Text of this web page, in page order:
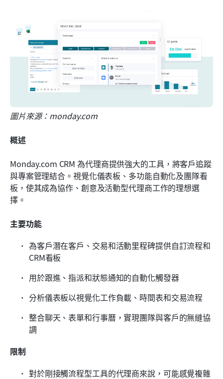
圖片來源：monday.com
概述
Monday.com CRM 為代理商提供強大的工具，將客戶追蹤
與專案管理結合。視覺化儀表板、多功能自動化及團隊看
板，使其成為協作、創意及活動型代理商工作的理想選
擇。
主要功能
為客戶潛在客戶、交易和活動里程碑提供自訂流程和
CRM看板
用於跟進、指派和狀態通知的自動化觸發器
分析儀表板以視覺化工作負載、時間表和交易流程
整合聊天、表單和行事曆，實現團隊與客戶的無縫協
調
限制
對於剛接觸流程型工具的代理商來說，可能感覺複雜